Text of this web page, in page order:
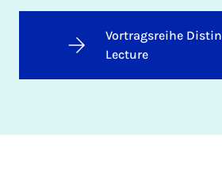
Vortragsreihe
Lecture